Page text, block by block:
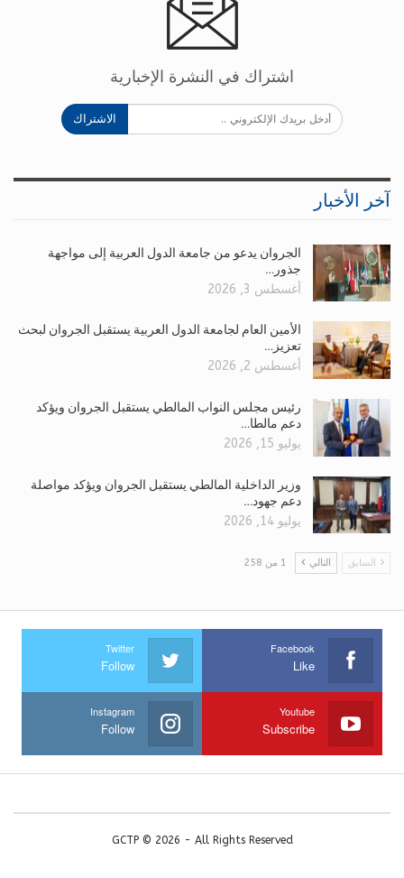
اشتراك في النشرة الإخبارية
الاشتراك
آخر الأخبار
الجروان يدعو من جامعة الدول العربية إلى مواجهة
جذور…
أغسطس 3, 2026
الأمين العام لجامعة الدول العربية يستقبل الجروان لبحث
تعزيز…
أغسطس 2, 2026
رئيس مجلس النواب المالطي يستقبل الجروان ويؤكد
دعم مالطا…
يوليو 15, 2026
وزير الداخلية المالطي يستقبل الجروان ويؤكد مواصلة
دعم جهود…
يوليو 14, 2026
السابق التالي 1 من 258
Facebook
Like
Twitter
Follow
Youtube
Subscribe
Instagram
Follow
GCTP © 2026 - All Rights Reserved